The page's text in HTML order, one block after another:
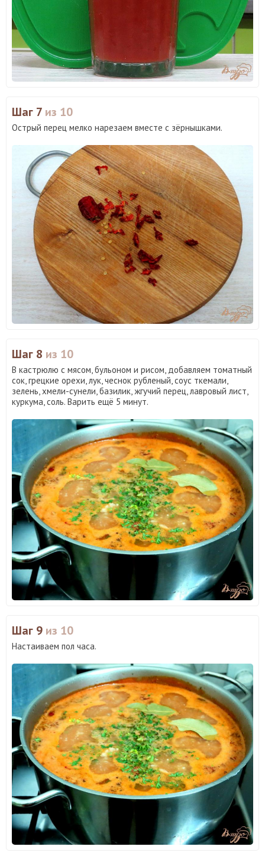
Шаг 7 из 10
Острый перец мелко нарезаем вместе с зёрнышками.
Шаг 8 из 10
В кастрюлю с мясом, бульоном и рисом, добавляем томатный
сок, грецкие орехи, лук, чеснок рубленый, соус ткемали,
зелень, хмели-сунели, базилик, жгучий перец, лавровый лист,
куркума, соль. Варить ещё 5 минут.
Шаг 9 из 10
Настаиваем пол часа.